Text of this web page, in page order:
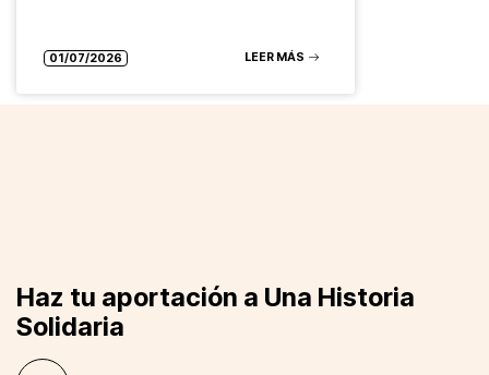
01/07/2026 LEER MÁS
Haz tu aportación a Una Historia
Solidaria